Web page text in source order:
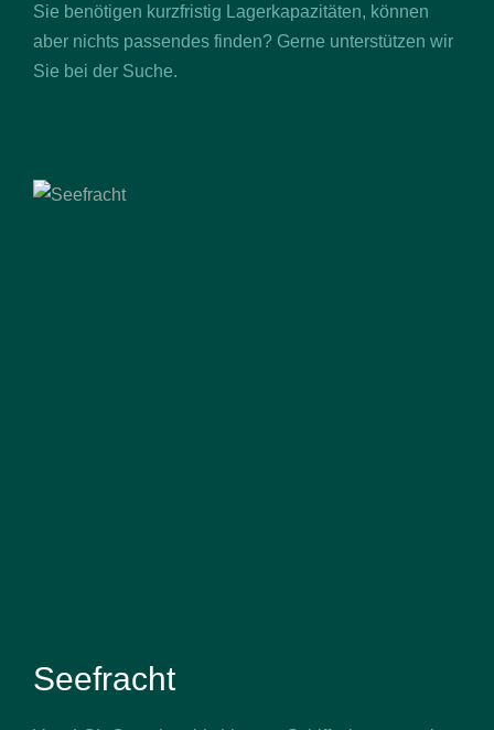
Sie benötigen kurzfristig Lagerkapazitäten, können
aber nichts passendes finden? Gerne unterstützen wir
Sie bei der Suche.
Seefracht